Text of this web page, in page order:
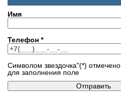
Имя
Телефон *
Символом звездочка"(*)
для заполнения поле